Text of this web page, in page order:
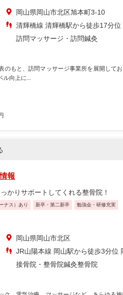
岡山県岡山市北区旭本町3-10
清輝橋線 清輝橋駅から徒歩17分位
訪問マッサージ・訪問鍼灸
のもと、訪問マッサージ事業所を展開して
ル向上に...
報
かりサポートしてくれる整骨院！
ナス）あり 新卒・第二新卒 勉強会・研修充実
岡山県岡山市北区
JR山陽本線 岡山駅から徒歩3分位
接骨院・整骨院鍼灸整骨院